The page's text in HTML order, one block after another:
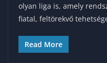
olyan liga is, amely
fiatal, feltörekvő
Read More